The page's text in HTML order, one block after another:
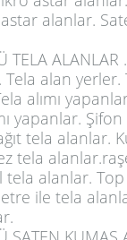
astar alanlar.
TELA ALANLAR .
Tela alan
alımı
yapanlar.
tela alanlar.
tela
tela alanlar.
ile tela